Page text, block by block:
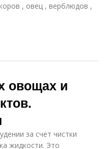
, овец , верблюдов ,
овощах и
за счет чистки
жидкости. Это